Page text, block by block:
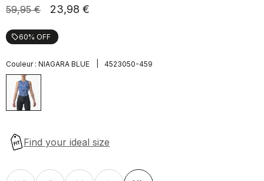
59,95 € 23,98 €
local_offer60% OFF
Couleur : NIAGARA BLUE 4523050-459